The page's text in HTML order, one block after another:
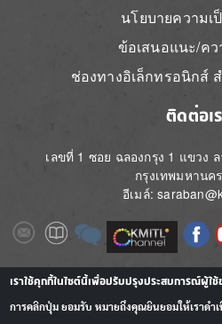
นโยบายความเ
ข้อเสนอแนะ/ค
ช่องทางอิเล็กทรอนิกส์
ติดต่อเ
เลขที่ 1 ซอย ฉลองกรุง 1 แขวง
กรุงเทพมหานค
อีเมล์:
ImageImageImage Image Image
Image Image
เราใช้คุกกี้ในไซต์นี้เพื่อปรับปรุงประสบการณ์ผู้ใ
การคลิกปุ่ม ยอมรับ หมายถึงคุณยินยอมให้เราดำ